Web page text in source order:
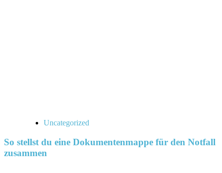
Uncategorized
So stellst du eine Dokumentenmappe für den Notfall
zusammen